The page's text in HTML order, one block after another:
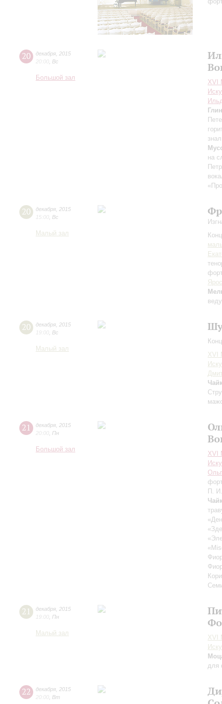
20 декабря 2015
20:00 Вс
Большой зал
XVI
на
20 декабря 2015
15:00 Вс
Малый зал
20 декабря 2015
19:00 Вс
Малый зал
XVI
21 декабря 2015
20:00 Пн
Большой зал
XVI
П.
21 декабря 2015
19:00 Пн
Малый зал
XVI
для
22 декабря 2015
20:00 Вт